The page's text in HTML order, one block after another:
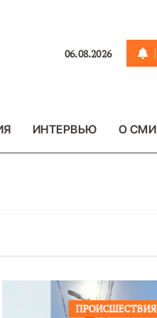
06.08.2026
ИНТЕРВЬЮ О СМИ
ПРОИСШЕСТВИЯ ФОТО